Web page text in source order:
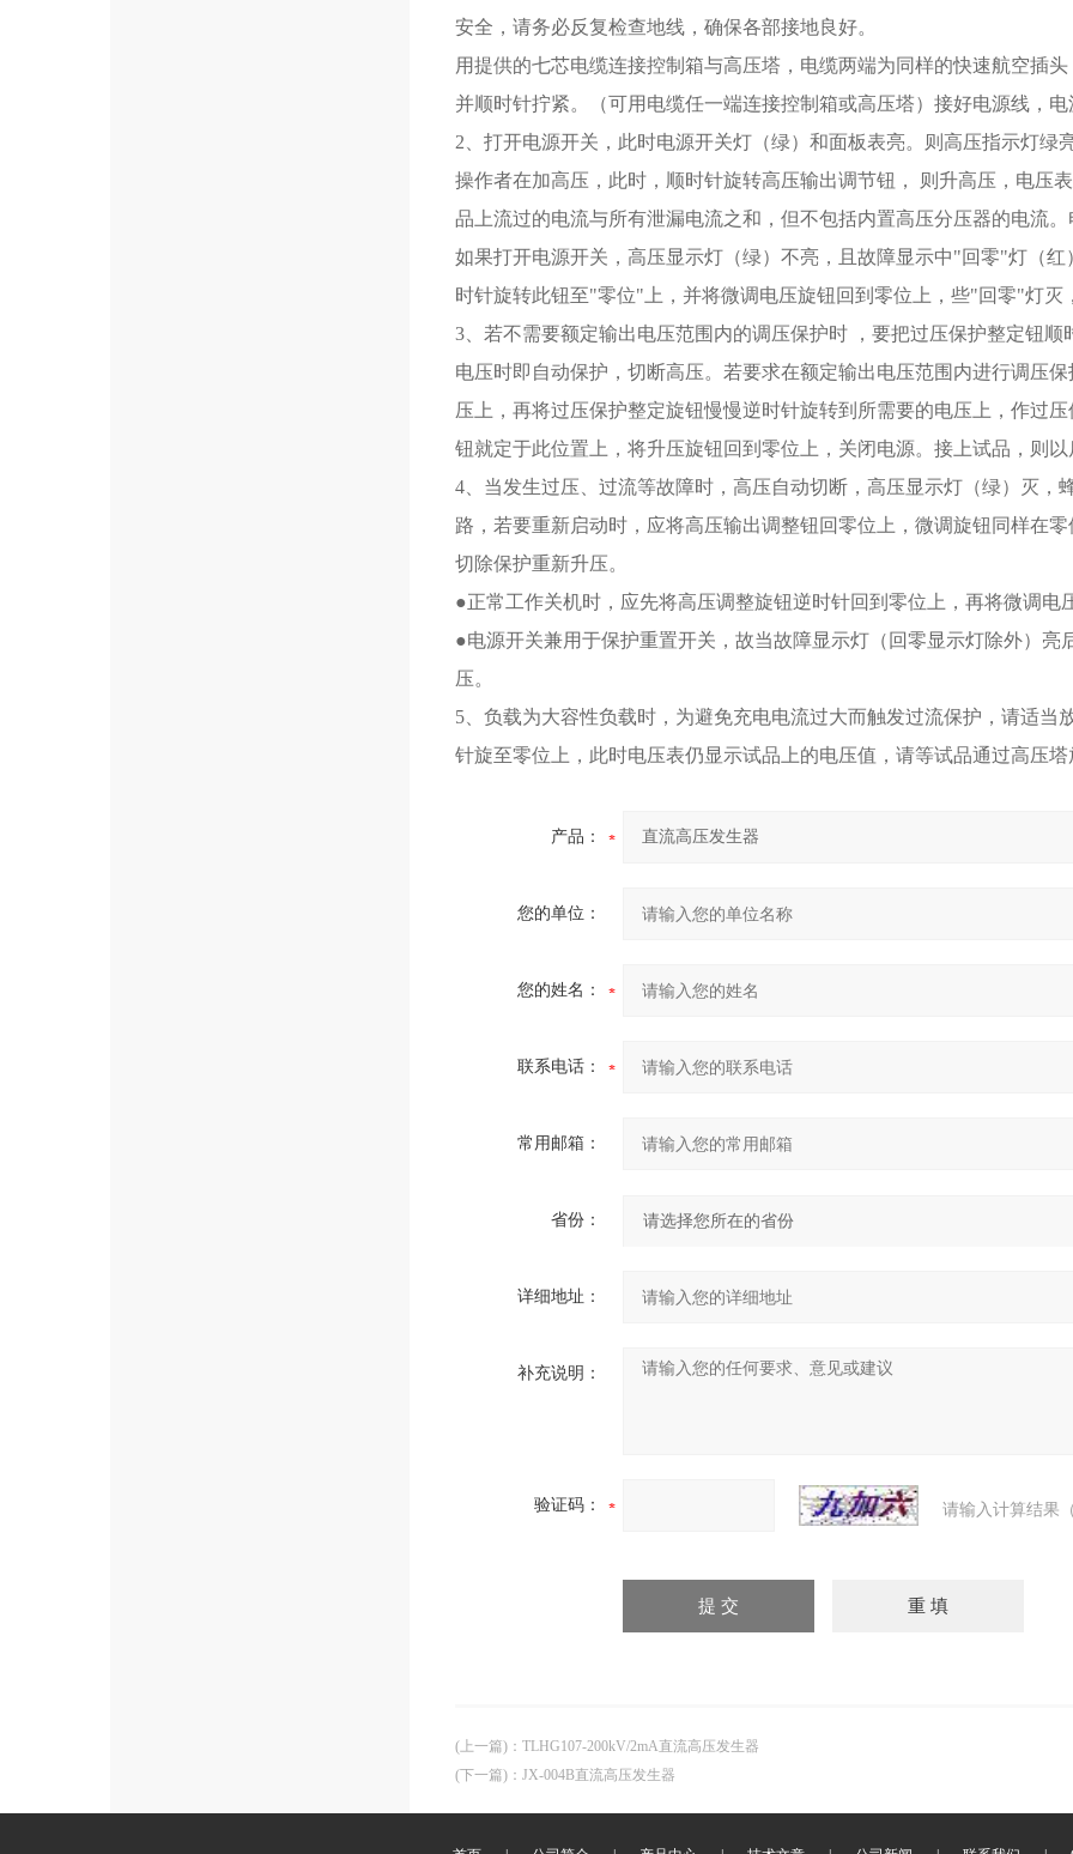
安全，请务必反复检查地线，确保各部接地良好。
用提供的七芯电缆连接控制箱与高压塔，电缆两端为同样的快速航空插
并顺时针拧紧。（可用电缆任一端连接控制箱或高压塔）接好电源线，电
2、打开电源开关，此时电源开关灯（绿）和面板表亮。则高压指示灯
操作者在加高压，此时，顺时针旋转高压输出调节钮， 则升高压，电压
品上流过的电流与所有泄漏电流之和，但不包括内置高压分压器的电流。
如果打开电源开关，高压显示灯（绿）不亮，且故障显示中"回零"灯（
时针旋转此钮至"零位"上，并将微调电压旋钮回到零位上，些"回零"灯灭
3、若不需要额定输出电压范围内的调压保护时 ，要把过压保护整定钮
电压时即自动保护，切断高压。若要求在额定输出电压范围内进行调压
压上，再将过压保护整定旋钮慢慢逆时针旋转到所需要的电压上，作过
钮就定于此位置上，将升压旋钮回到零位上，关闭电源。接上试品，则
4、当发生过压、过流等故障时，高压自动切断，高压显示灯（绿）灭，
路，若要重新启动时，应将高压输出调整钮回零位上，微调旋钮同样在
切除保护重新升压。
●正常工作关机时，应先将高压调整旋钮逆时针回到零位上，再将微调电
●电源开关兼用于保护重置开关，故当故障显示灯（回零显示灯除外）
压。
5、负载为大容性负载时，为避免充电电流过大而触发过流保护，请适
针旋至零位上，此时电压表仍显示试品上的电压值，请等试品通过高压
产品：
您的单位：
您的姓名：
联系电话：
常用邮箱：
省份：
详细地址：
补充说明：
验证码： 请输入计算结果
(上一篇) ： TLHG107-200kV/2mA直流高压发生器
(下一篇) ： JX-004B直流高压发生器